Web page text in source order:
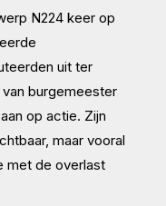
N224 keer op
uit ter
burgemeester
op actie. Zijn
maar vooral
met de overlast